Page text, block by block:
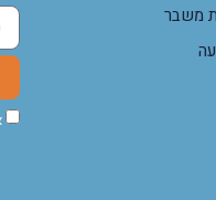
משבר